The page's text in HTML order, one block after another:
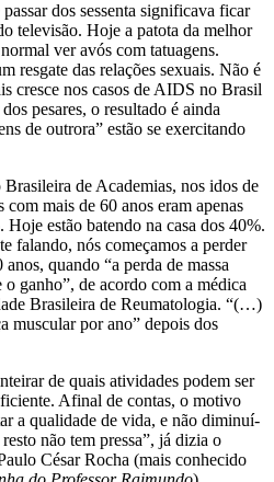
dos sessenta significava ficar
televisão. Hoje a patota da melhor
ver avós com tatuagens.
resgate das relações sexuais. Não é
cresce nos casos de AIDS no Brasil
pesares, o resultado é ainda
de outrora” estão se exercitando
de Academias, nos idos de
com mais de 60 anos eram apenas
estão batendo na casa dos 40%.
falando, nós começamos a perder
quando “a perda de massa
o ganho”, de acordo com a médica
Brasileira de Reumatologia. “(…)
muscular por ano” depois dos
de quais atividades podem ser
Afinal de contas, o motivo
a qualidade de vida, e não diminuí-
não tem pressa”, já dizia o
César Rocha (mais conhecido